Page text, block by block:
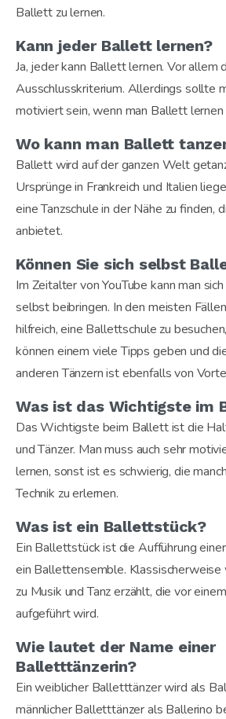
Ballett zu lernen.
Kann jeder Ballett lernen?
Ja, jeder kann Ballett lernen. Vor allem
Ausschlusskriterium. Allerdings sollte
motiviert sein, wenn man Ballett
Wo kann man Ballett
Ballett wird auf der ganzen Welt
Ursprünge in Frankreich und Italien
eine Tanzschule in der Nähe zu finden,
anbietet.
Können Sie sich selbst
Im Zeitalter von YouTube kann man
selbst beibringen. In den meisten
hilfreich, eine Ballettschule zu
können einem viele Tipps geben und
anderen Tänzern ist ebenfalls von
Was ist das Wichtigste im
Das Wichtigste beim Ballett ist die
und Tänzer. Man muss auch sehr
lernen, sonst ist es schwierig, die
Technik zu erlernen.
Was ist ein Ballettstück?
Ein Ballettstück ist die Aufführung
ein Ballettensemble. Klassischerweise
zu Musik und Tanz erzählt, die vor
aufgeführt wird.
Wie lautet der Name einer
Balletttänzerin?
Ein weiblicher Balletttänzer wird als
männlicher Balletttänzer als Ballerino